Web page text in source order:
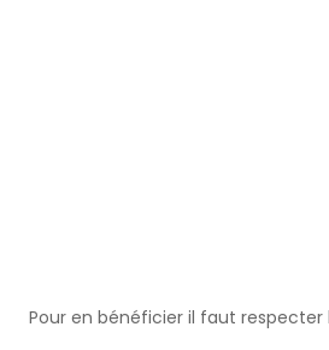
Pour en bénéficier il faut respecter